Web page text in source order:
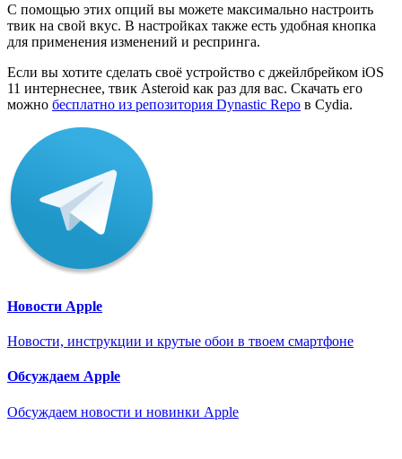
С помощью этих опций вы можете максимально настроить
твик на свой вкус. В настройках также есть удобная кнопка
для применения изменений и респринга.
Если вы хотите сделать своё устройство с джейлбрейком iOS
11 интернеснее, твик Asteroid как раз для вас. Скачать его
можно бесплатно из репозитория Dynastic Repo в Cydia.
Новости Apple
Новости, инструкции и крутые обои в твоем смартфоне
Обсуждаем Apple
Обсуждаем новости и новинки Apple